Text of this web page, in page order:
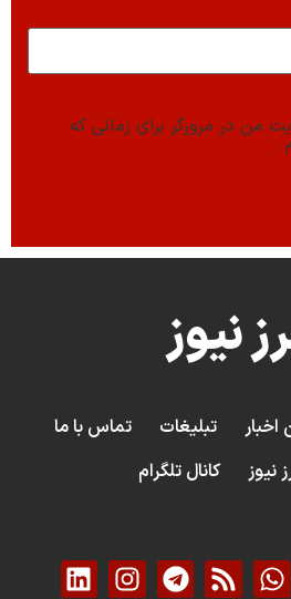
من در مرورگر برای زمانی که
نیوز
اخبار تبلیغات
تماس با ما
نیوز
کانال تلگرام